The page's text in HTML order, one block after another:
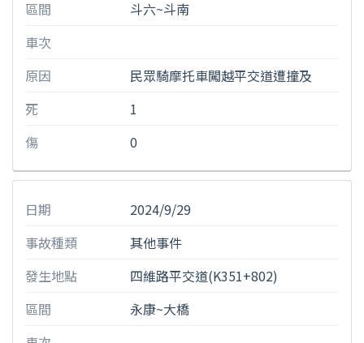
區間
斗六~斗南
車次
原因
民眾騎摩托車闖越平交道遭撞及
死
1
傷
0
日期
2024/9/29
事故種類
其他事件
發生地點
四維路平交道(K351+802)
區間
永康~大橋